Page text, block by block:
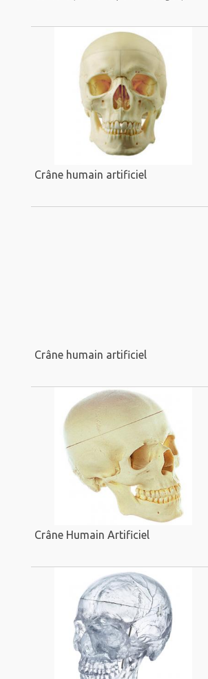
Crâne humain artificiel
Crâne humain artificiel
Crâne Humain Artificiel